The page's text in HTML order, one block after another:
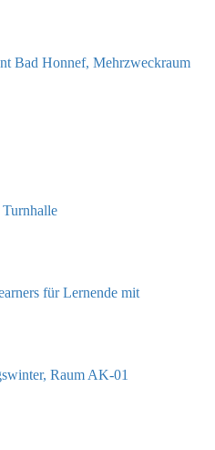
Bad Honnef, Mehrzweckraum
für Lernende mit
Raum AK-01